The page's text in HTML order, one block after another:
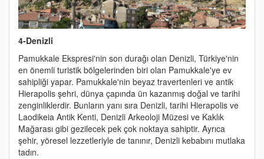
4-Denizli
Pamukkale Ekspresi'nin son durağı olan Denizli, Türkiye'nin
en önemli turistik bölgelerinden biri olan Pamukkale'ye ev
sahipliği yapar. Pamukkale'nin beyaz travertenleri ve antik
Hierapolis şehri, dünya çapında ün kazanmış doğal ve tarihi
zenginliklerdir. Bunların yanı sıra Denizli, tarihi Hierapolis ve
Laodikeia Antik Kenti, Denizli Arkeoloji Müzesi ve Kaklık
Mağarası gibi gezilecek pek çok noktaya sahiptir. Ayrıca
şehir, yöresel lezzetleriyle de tanınır, Denizli kebabını mutlaka
tadın.